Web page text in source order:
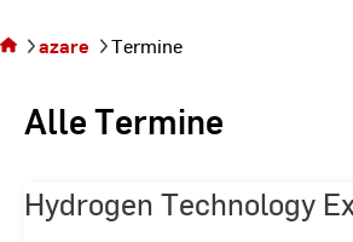
sich auf
der
Termine
azare Termine
Alle Termine
Hydrogen Technology